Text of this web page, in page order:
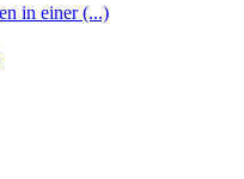
in einer (...)